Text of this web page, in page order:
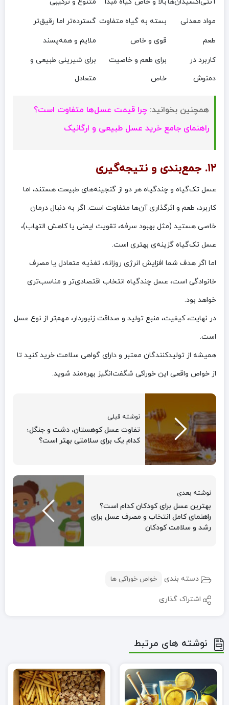
مواد معدنی
بسته به گیاه متفاوت گسترده‌تر اما رقیق‌تر
طعم
قوی و خاص
ملایم و همه‌پسند
کاربرد در
دمنوش
برای طعم و خاصیت
خاص
برای شیرینی طبیعی و
متعادل
همچنین بخوانید: چرا قیمت عسل‌ها متفاوت است؟
راهنمای جامع خرید عسل طبیعی و ارگانیک
۱۲. جمع‌بندی و نتیجه‌گیری
عسل تک‌گیاه و چندگیاه هر دو از گنجینه‌های طبیعت هستند، اما
کاربرد، طعم و اثرگذاری آن‌ها متفاوت است. اگر به دنبال درمان
خاصی هستید (مثل بهبود سرفه، تقویت ایمنی یا کاهش التهاب)،
عسل تک‌گیاه گزینه‌ی بهتری است.
اما اگر هدف شما افزایش انرژی روزانه، تغذیه متعادل یا مصرف
خانوادگی است، عسل چندگیاه انتخاب اقتصادی‌تر و مناسب‌تری
خواهد بود.
در نهایت، کیفیت، منبع تولید و صداقت زنبوردار، مهم‌تر از نوع عسل
است.
همیشه از تولیدکنندگان معتبر و دارای گواهی سلامت خرید کنید تا
از خواص واقعی این خوراکی شگفت‌انگیز بهره‌مند شوید.
نوشته قبلی
تفاوت عسل کوهستان، دشت و جنگل؛
کدام یک برای سلامتی بهتر است؟
نوشته بعدی
بهترین عسل برای کودکان کدام است؟
راهنمای کامل انتخاب و مصرف عسل برای
رشد و سلامت کودکان
دسته بندی خواص خوراکی ها
اشتراک گذاری
نوشته های مرتبط